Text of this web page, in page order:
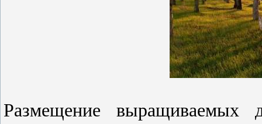
Размещение выращиваемых